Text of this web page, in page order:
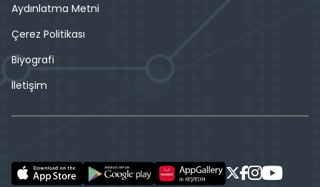
Aydınlatma Metni
Çerez Politikası
Biyografi
İletişim